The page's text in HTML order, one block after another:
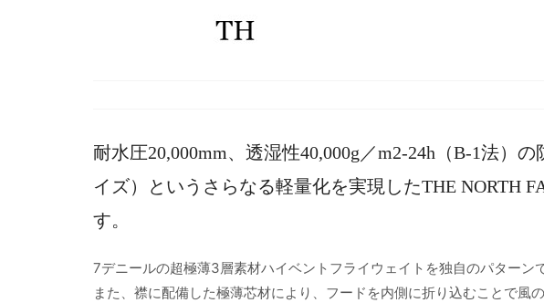
耐水圧20,000mm、透湿性40,000g／m2-24h（B-1法）
イズ）というさらなる軽量化を実現したTHE NORTH
す。
7デニールの超極薄3層素材ハイベントフライウェイトを独自のパターン
また、襟に配備した極薄芯材により、フードを内側に折り込むことで風